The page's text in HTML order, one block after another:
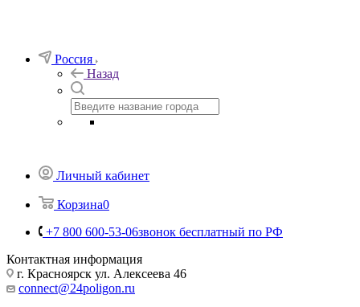
Россия
Назад
Личный кабинет
Корзина0
+7 800 600-53-06звонок бесплатный по РФ
Контактная информация
г. Красноярск ул. Алексеева 46
connect@24poligon.ru